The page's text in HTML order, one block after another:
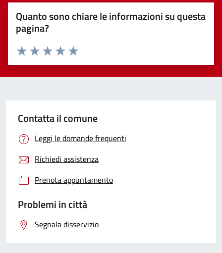
Quanto sono chiare le informazioni su questa
pagina?
Valuta 5 stelle su 5
Valuta 4 stelle su 5
Valuta 3 stelle su 5
Valuta 2 stelle su 5
Valuta 1 stelle su 5
Contatta il comune
Leggi le domande frequenti
Richiedi assistenza
Prenota appuntamento
Problemi in città
Segnala disservizio